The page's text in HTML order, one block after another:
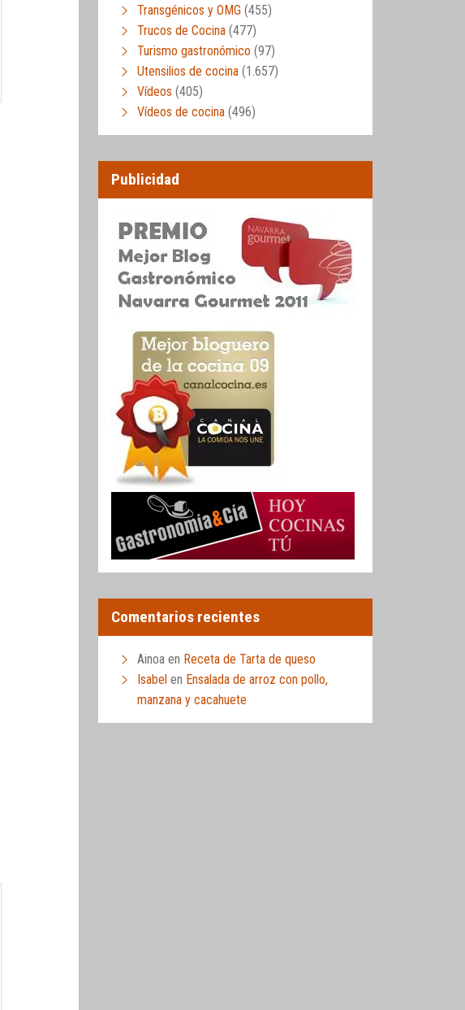
Transgénicos y OMG (455)
Trucos de Cocina (477)
Turismo gastronómico (97)
Utensilios de cocina (1.657)
Vídeos (405)
Vídeos de cocina (496)
Publicidad
Comentarios recientes
Ainoa en Receta de Tarta de queso
Isabel en Ensalada de arroz con pollo,
manzana y cacahuete